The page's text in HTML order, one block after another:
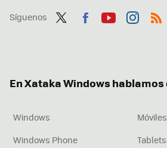
Síguenos
En Xataka Windows hablamos
Windows
Móviles
Windows Phone